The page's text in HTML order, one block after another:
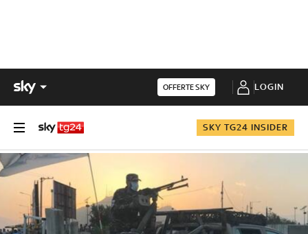
OFFERTE SKY LOGIN
SKY TG24 INSIDER